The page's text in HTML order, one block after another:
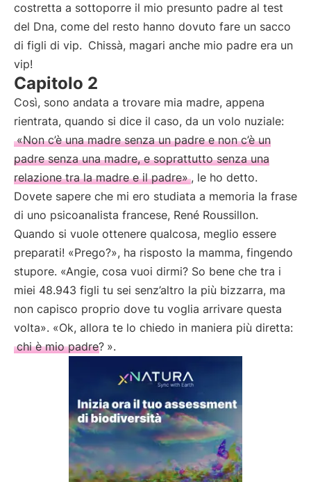
costretta a sottoporre il mio presunto padre al test
del Dna, come del resto hanno dovuto fare un sacco
di figli di vip. Chissà, magari anche mio padre era un
vip!
Capitolo 2
Così, sono andata a trovare mia madre, appena
rientrata, quando si dice il caso, da un volo nuziale:
«Non c’è una madre senza un padre e non c’è un
padre senza una madre, e soprattutto senza una
relazione tra la madre e il padre» , le ho detto.
Dovete sapere che mi ero studiata a memoria la frase
di uno psicoanalista francese, René Roussillon.
Quando si vuole ottenere qualcosa, meglio essere
preparati! «Prego?», ha risposto la mamma, fingendo
stupore. «Angie, cosa vuoi dirmi? So bene che tra i
miei 48.943 figli tu sei senz’altro la più bizzarra, ma
non capisco proprio dove tu voglia arrivare questa
volta». «Ok, allora te lo chiedo in maniera più diretta:
chi è mio padre? ».